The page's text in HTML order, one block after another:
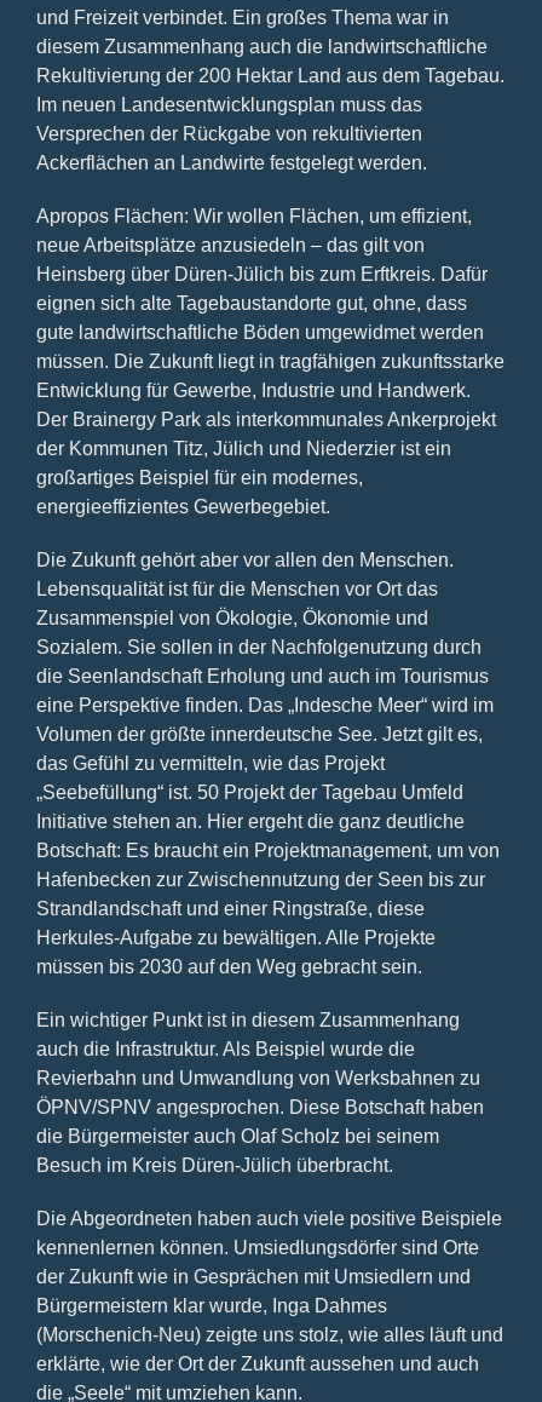
und Freizeit verbindet. Ein großes Thema war in
diesem Zusammenhang auch die landwirtschaftliche
Rekultivierung der 200 Hektar Land aus dem Tagebau.
Im neuen Landesentwicklungsplan muss das
Versprechen der Rückgabe von rekultivierten
Ackerflächen an Landwirte festgelegt werden.
Apropos Flächen: Wir wollen Flächen, um effizient,
neue Arbeitsplätze anzusiedeln – das gilt von
Heinsberg über Düren-Jülich bis zum Erftkreis. Dafür
eignen sich alte Tagebaustandorte gut, ohne, dass
gute landwirtschaftliche Böden umgewidmet werden
müssen. Die Zukunft liegt in tragfähigen zukunftsstarke
Entwicklung für Gewerbe, Industrie und Handwerk.
Der Brainergy Park als interkommunales Ankerprojekt
der Kommunen Titz, Jülich und Niederzier ist ein
großartiges Beispiel für ein modernes,
energieeffizientes Gewerbegebiet.
Die Zukunft gehört aber vor allen den Menschen.
Lebensqualität ist für die Menschen vor Ort das
Zusammenspiel von Ökologie, Ökonomie und
Sozialem. Sie sollen in der Nachfolgenutzung durch
die Seenlandschaft Erholung und auch im Tourismus
eine Perspektive finden. Das „Indesche Meer“ wird im
Volumen der größte innerdeutsche See. Jetzt gilt es,
das Gefühl zu vermitteln, wie das Projekt
„Seebefüllung“ ist. 50 Projekt der Tagebau Umfeld
Initiative stehen an. Hier ergeht die ganz deutliche
Botschaft: Es braucht ein Projektmanagement, um von
Hafenbecken zur Zwischennutzung der Seen bis zur
Strandlandschaft und einer Ringstraße, diese
Herkules-Aufgabe zu bewältigen. Alle Projekte
müssen bis 2030 auf den Weg gebracht sein.
Ein wichtiger Punkt ist in diesem Zusammenhang
auch die Infrastruktur. Als Beispiel wurde die
Revierbahn und Umwandlung von Werksbahnen zu
ÖPNV/SPNV angesprochen. Diese Botschaft haben
die Bürgermeister auch Olaf Scholz bei seinem
Besuch im Kreis Düren-Jülich überbracht.
Die Abgeordneten haben auch viele positive Beispiele
kennenlernen können. Umsiedlungsdörfer sind Orte
der Zukunft wie in Gesprächen mit Umsiedlern und
Bürgermeistern klar wurde, Inga Dahmes
(Morschenich-Neu) zeigte uns stolz, wie alles läuft und
erklärte, wie der Ort der Zukunft aussehen und auch
die „Seele“ mit umziehen kann.